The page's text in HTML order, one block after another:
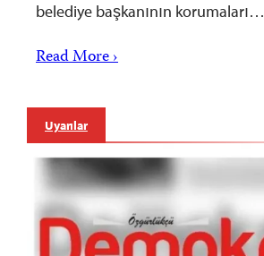
belediye başkanının korumaları…
Read More ›
Uyarılar